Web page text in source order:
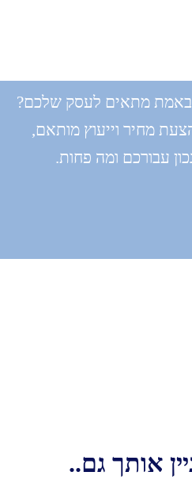
מחיר וייעוץ מותאם,
עבורכם ומה פחות.
אותך גם..